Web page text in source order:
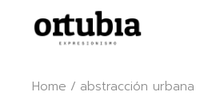
content
Home abstracción urbana